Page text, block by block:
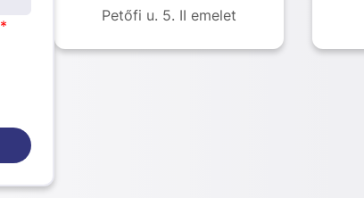
*
Petőfi u. 5. II emelet